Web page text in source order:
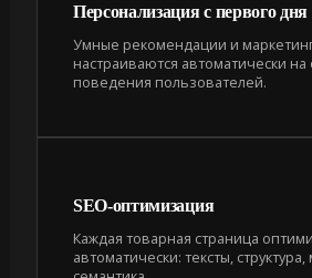
Персонализация с первого дня
Умные рекомендации и
настраиваются автоматически на
поведения пользователей.
SEO-оптимизация
Каждая товарная страница
автоматически: тексты, структура,